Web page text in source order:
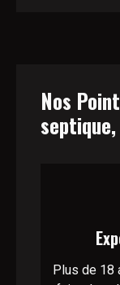
Nos
Plus de 18